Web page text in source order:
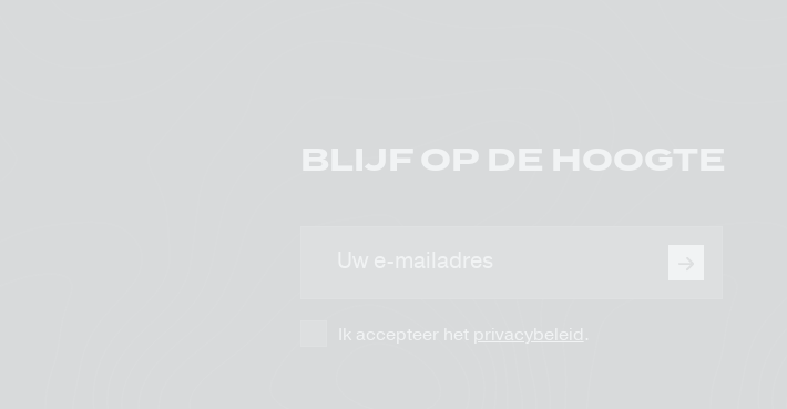
BLIJF OP DE HOOGTE
Ik accepteer het privacybeleid.